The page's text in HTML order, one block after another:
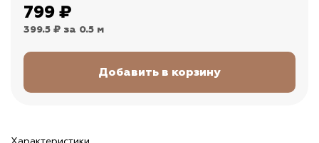
799 ₽
399.5 ₽ за 0.5 м